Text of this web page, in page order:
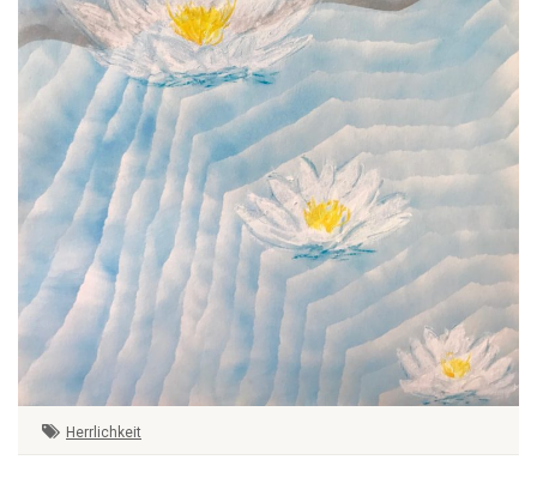
Herrlichkeit